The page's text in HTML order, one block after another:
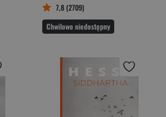
7,8 (2709)
Chwilowo niedostępny